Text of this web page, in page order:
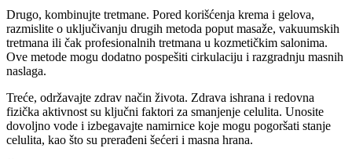
Drugo, kombinujte tretmane. Pored korišćenja krema i gelova,
razmislite o uključivanju drugih metoda poput masaže, vakuumskih
tretmana ili čak profesionalnih tretmana u kozmetičkim salonima.
Ove metode mogu dodatno pospešiti cirkulaciju i razgradnju masnih
naslaga.
Treće, održavajte zdrav način života. Zdrava ishrana i redovna
fizička aktivnost su ključni faktori za smanjenje celulita. Unosite
dovoljno vode i izbegavajte namirnice koje mogu pogoršati stanje
celulita, kao što su prerađeni šećeri i masna hrana.